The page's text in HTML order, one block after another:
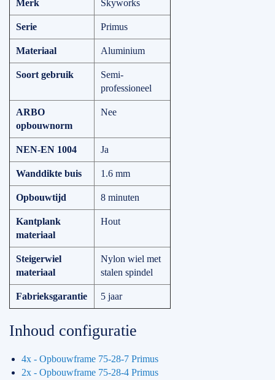
Merk Skyworks
Serie Primus
Materiaal Aluminium
Soort gebruik
Semi-
professioneel
ARBO
opbouwnorm
Nee
NEN-EN 1004 Ja
Wanddikte buis 1.6 mm
Opbouwtijd 8 minuten
Kantplank
materiaal
Hout
Steigerwiel
materiaal
Nylon wiel met
stalen spindel
Fabrieksgarantie 5 jaar
Inhoud configuratie
4x - Opbouwframe 75-28-7 Primus
2x - Opbouwframe 75-28-4 Primus